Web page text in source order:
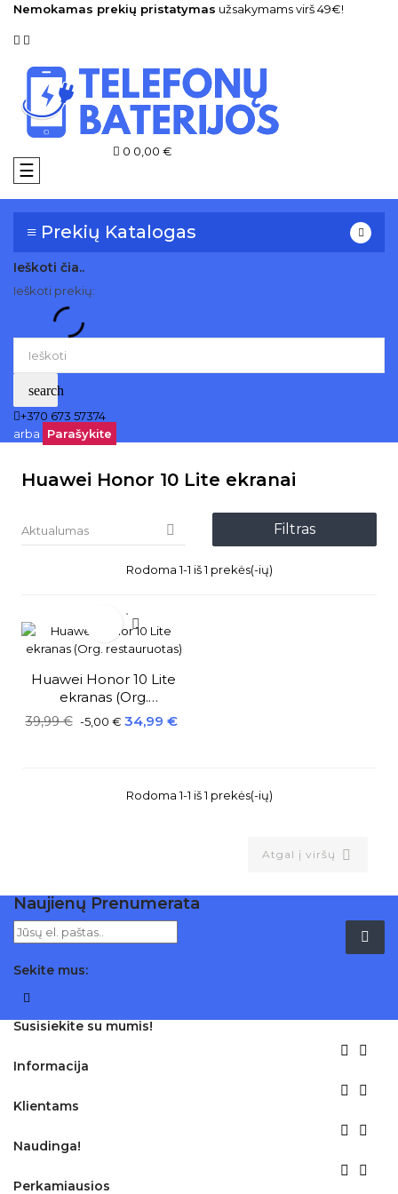
Nemokamas prekių pristatymas užsakymams virš 49€!
Toggle
navigation
☰
0 0,00 €
≡ Prekių Katalogas
Ieškoti čia..
Ieškoti prekių:
search
+370 673 57374
arba
Parašykite
Huawei Honor 10 Lite ekranai
Aktualumas  Filtras
Rodoma 1-1 iš 1 prekės(-ių)

Huawei Honor 10 Lite
ekranas (Org.
restauruotas)
Bazinė
39,99 € -5,00 € Kaina
34,99 €
Rodoma 1-1 iš 1 prekės(-ių)
Atgal į viršų 
Naujienų Prenumerata
Sekite mus:
Susisiekite su mumis!
 
Informacija
 
Klientams
 
Naudinga!
 
Perkamiausios